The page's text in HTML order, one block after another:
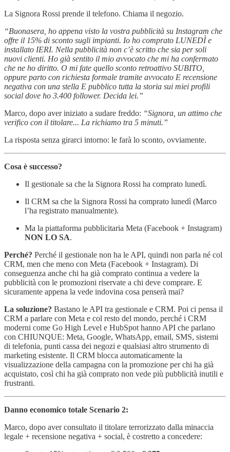
La Signora Rossi prende il telefono. Chiama il negozio.
“Buonasera, ho appena visto la vostra pubblicità su Instagram che
offre il 15% di sconto sugli impianti. Io ho comprato LUNEDÌ e
installato IERI. Nella pubblicità non c’è scritto che sia per soli
nuovi clienti. Ho già sentito il mio avvocato che mi ha confermato
che ne ho diritto. O mi fate quello sconto retroattivo SUBITO,
oppure parto con richiesta formale tramite avvocato E recensione
negativa con una stella E pubblico tutta la storia sui miei profili
social dove ho 3.400 follower. Decida lei.”
Marco, dopo aver iniziato a sudare freddo: “Signora, un attimo che
verifico con il titolare... La richiamo tra 5 minuti.”
La risposta senza girarci intorno: le farà lo sconto, ovviamente.
Cosa è successo?
Il gestionale sa che la Signora Rossi ha comprato lunedì.
Il CRM sa che la Signora Rossi ha comprato lunedì (Marco
l’ha registrato manualmente).
Ma la piattaforma pubblicitaria Meta (Facebook + Instagram)
NON LO SA.
Perché? Perché il gestionale non ha le API, quindi non parla né col
CRM, men che meno con Meta (Facebook + Instagram). Di
conseguenza anche chi ha già comprato continua a vedere la
pubblicità con le promozioni riservate a chi deve comprare. E
sicuramente appena la vede indovina cosa penserà mai?
La soluzione? Bastano le API tra gestionale e CRM. Poi ci pensa il
CRM a parlare con Meta e col resto del mondo, perché i CRM
moderni come Go High Level e HubSpot hanno API che parlano
con CHIUNQUE: Meta, Google, WhatsApp, email, SMS, sistemi
di telefonia, punti cassa dei negozi e qualsiasi altro strumento di
marketing esistente. Il CRM blocca automaticamente la
visualizzazione della campagna con la promozione per chi ha già
acquistato, così chi ha già comprato non vede più pubblicità inutili e
frustranti.
Danno economico totale Scenario 2:
Marco, dopo aver consultato il titolare terrorizzato dalla minaccia
legale + recensione negativa + social, è costretto a concedere: